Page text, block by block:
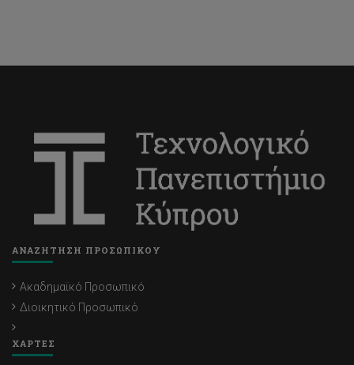
ΑΝΑΖΗΤΗΣΗ ΠΡΟΣΩΠΙΚΟΥ
Ακαδημαϊκό Προσωπικό
Διοικητικό Προσωπικό
ΧΑΡΤΕΣ